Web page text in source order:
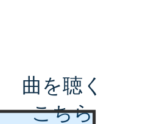
曲を聴く
こちら